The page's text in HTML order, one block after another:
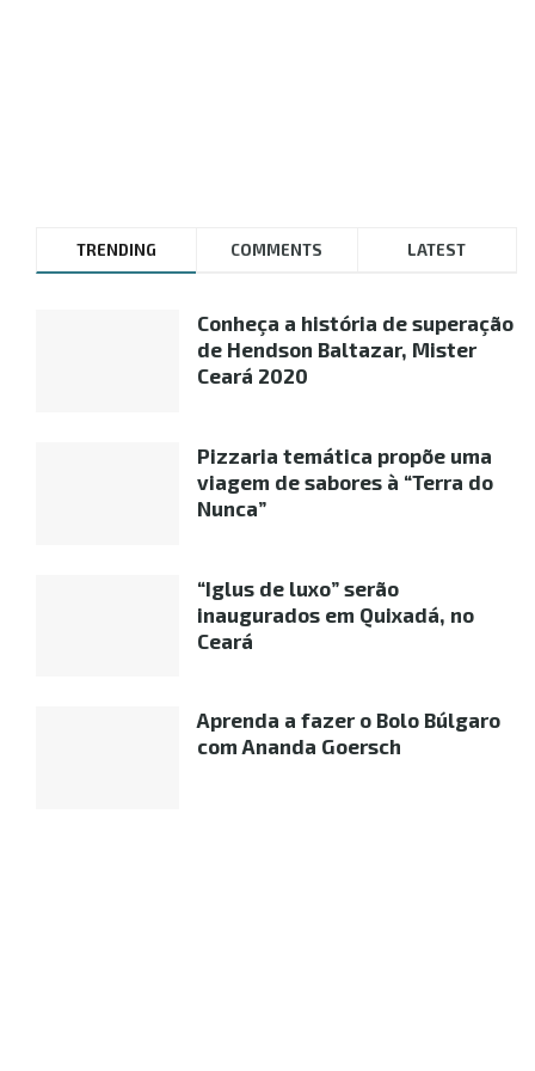
TRENDING COMMENTS LATEST
Conheça a história de superação
de Hendson Baltazar, Mister
Ceará 2020
Pizzaria temática propõe uma
viagem de sabores à “Terra do
Nunca”
“Iglus de luxo” serão
inaugurados em Quixadá, no
Ceará
Aprenda a fazer o Bolo Búlgaro
com Ananda Goersch